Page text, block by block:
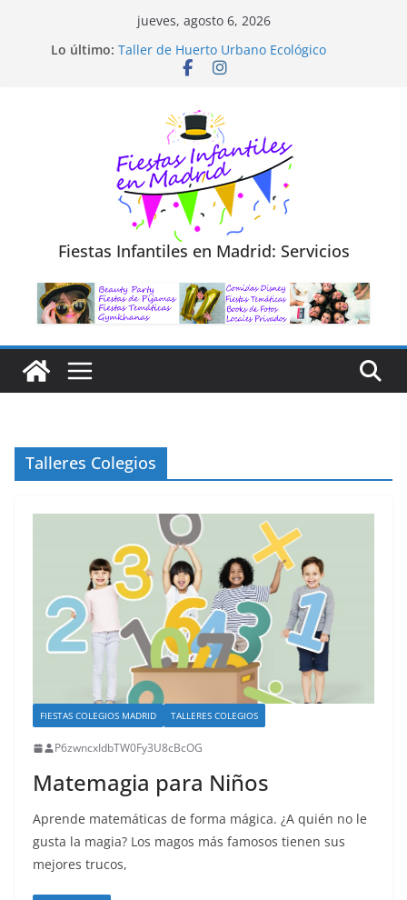
jueves, agosto 6, 2026
Lo último: Taller de Huerto Urbano Ecológico
TALLER FOTOGRAFÍA LA NATURALEZA
Trivial Virtual para niños
Fiestas Infantiles en Madrid: Servicios
Talleres Colegios
FIESTAS COLEGIOS MADRID TALLERES COLEGIOS
P6zwncxIdbTW0Fy3U8cBcOG
Matemagia para Niños
Aprende matemáticas de forma mágica. ¿A quién no le
gusta la magia? Los magos más famosos tienen sus
mejores trucos,